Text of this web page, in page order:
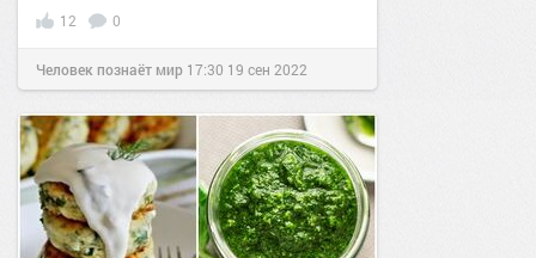
12 0
Человек познаёт мир 17:30 19 сен 2022